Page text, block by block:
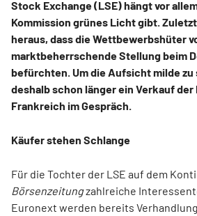
Stock Exchange (LSE) hängt vor
Kommission grünes Licht gibt.
heraus, dass die Wettbewerbshüter
marktbeherrschende Stellung beim
befürchten. Um die Aufsicht milde zu
deshalb schon länger ein Verkauf der
Frankreich im Gespräch.
Käufer stehen Schlange
Für die Tochter der LSE auf dem
Börsenzeitungzahlreiche
Euronext werden bereits